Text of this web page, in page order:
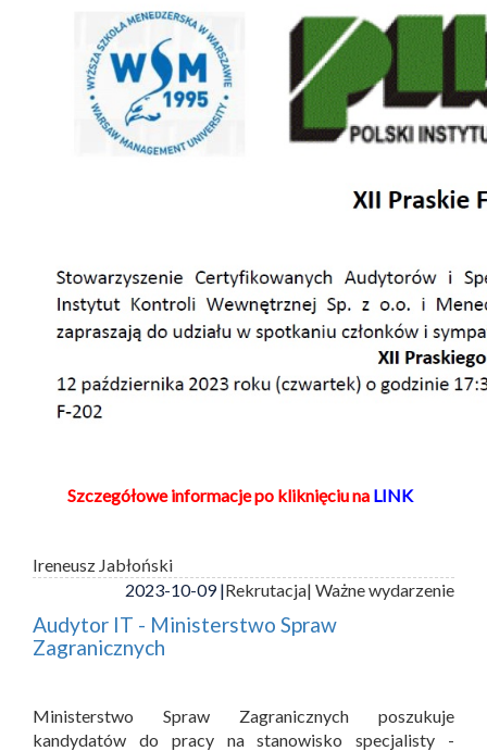
Szczegółowe informacje po kliknięciu na LINK
Ireneusz Jabłoński
2023-10-09 |Rekrutacja| Ważne wydarzenie
Audytor IT - Ministerstwo Spraw
Zagranicznych
Ministerstwo Spraw Zagranicznych poszukuje
kandydatów do pracy na stanowisko specjalisty -